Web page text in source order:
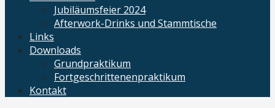
Jubiläumsfeier 2024
Afterwork-Drinks und Stammtische
Links
Downloads
Grundpraktikum
Fortgeschrittenenpraktikum
Kontakt